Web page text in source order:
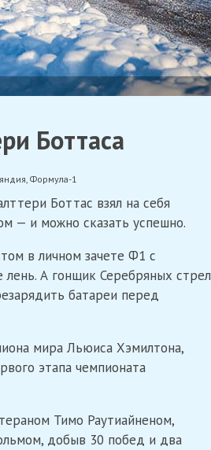
Боттаса
, Формула-1
Боттас взял на себя
— и можно сказать успешно.
в личном зачете Ф1 с
А гонщик Серебряных стрел
батареи перед
мира Льюиса Хэмилтона,
этапа чемпионата
Тимо Раутиайненом,
добыв 30 побед и два